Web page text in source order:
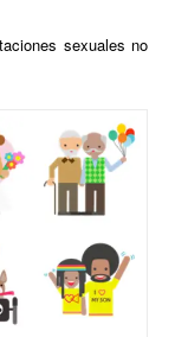
sexuales no